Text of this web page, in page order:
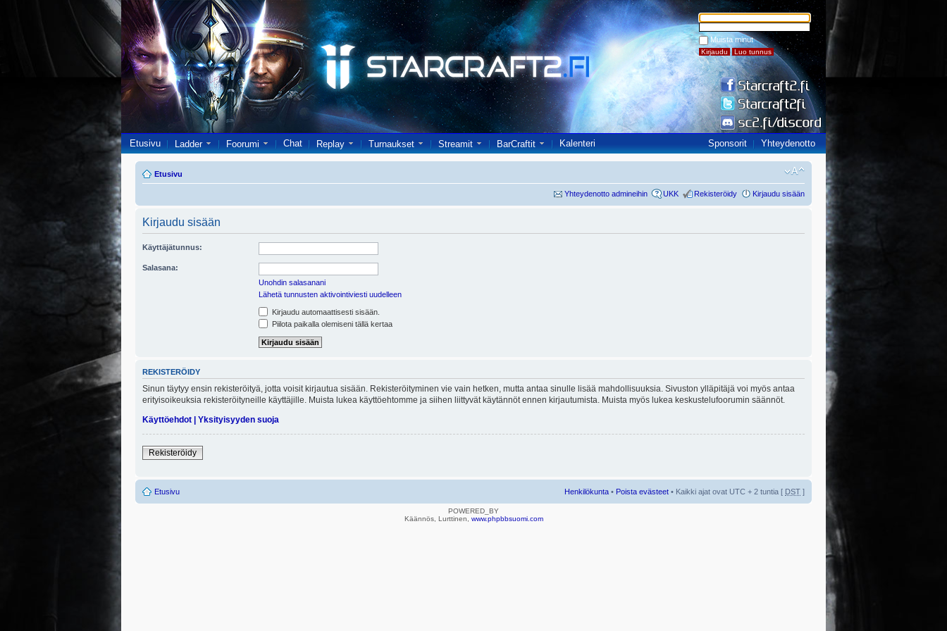
Muista minut
Etusivu Ladder Foorumi Chat Replay Turnaukset Streamit BarCraftit Kalenteri Sponsorit Yhteydenotto
Etusivu
Yhteydenotto admineihin UKK Rekisteröidy Kirjaudu sisään
Kirjaudu sisään
Käyttäjätunnus:
Salasana:
Unohdin salasanani
Lähetä tunnusten aktivointiviesti uudelleen
Kirjaudu automaattisesti sisään.
Piilota paikalla olemiseni tällä kertaa
REKISTERÖIDY
Sinun täytyy ensin rekisteröityä, jotta voisit kirjautua sisään. Rekisteröityminen vie vain hetken, mutta antaa sinulle lisää mahdollisuuksia. Sivuston ylläpitäjä voi myös antaa
erityisoikeuksia rekisteröityneille käyttäjille. Muista lukea käyttöehtomme ja siihen liittyvät käytännöt ennen kirjautumista. Muista myös lukea keskustelufoorumin säännöt.
Käyttöehdot | Yksityisyyden suoja
Rekisteröidy
Etusivu Henkilökunta • Poista evästeet • Kaikki ajat ovat UTC + 2 tuntia [ DST ]
POWERED_BY
Käännös, Lurttinen, www.phpbbsuomi.com